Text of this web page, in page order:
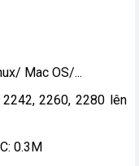
Mac OS/...
2260, 2280 lên
0.3M